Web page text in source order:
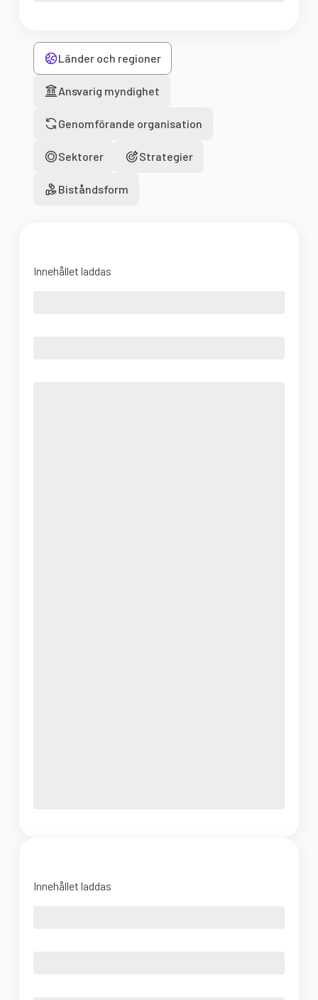
Länder och regioner
Ansvarig myndighet
Genomförande organisation
Sektorer Strategier
Biståndsform
Innehållet laddas
Innehållet laddas